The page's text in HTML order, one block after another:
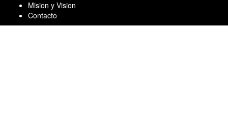
content
Mision y Vision
Contacto